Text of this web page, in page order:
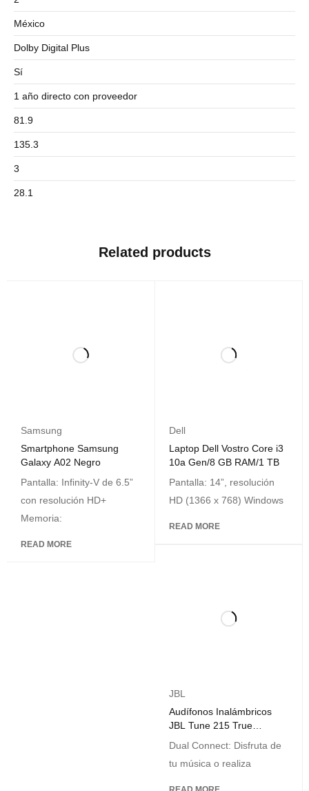
México
Dolby Digital Plus
Sí
1 año directo con proveedor
81.9
135.3
3
28.1
Related products
Samsung
Smartphone Samsung
Galaxy A02 Negro
Pantalla: Infinity-V de 6.5”
con resolución HD+
Memoria:
READ MORE
Dell
Laptop Dell Vostro Core i3
10a Gen/8 GB RAM/1 TB
Pantalla: 14”, resolución
HD (1366 x 768) Windows
READ MORE
JBL
Audífonos Inalámbricos
JBL Tune 215 True
Dual Connect: Disfruta de
tu música o realiza